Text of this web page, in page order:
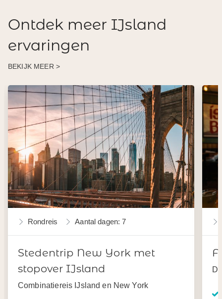
Ontdek meer IJsland
ervaringen
BEKIJK MEER >
Rondreis Aantal dagen: 7
Stedentrip New York met
stopover IJsland
Combinatiereis IJsland en New York